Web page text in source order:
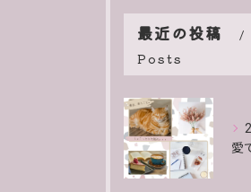
最近の投稿
Posts